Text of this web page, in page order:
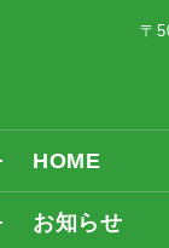
〒
HOME
お知らせ